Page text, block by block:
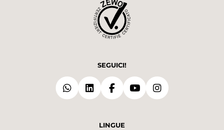
SEGUICI!
LINGUE